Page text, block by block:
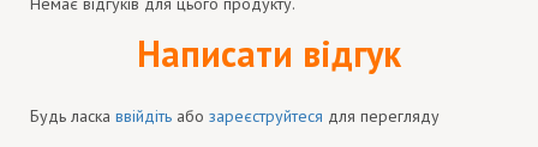
Написати відгук
Будь ласка ввійдіть або зареєструйтеся для перегляду